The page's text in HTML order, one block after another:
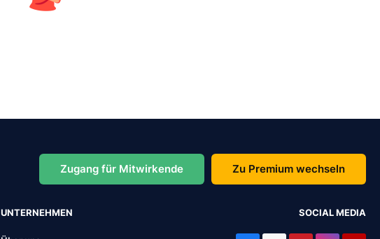
Zugang für Mitwirkende Zu Premium wechseln
UNTERNEHMEN SOCIAL MEDIA